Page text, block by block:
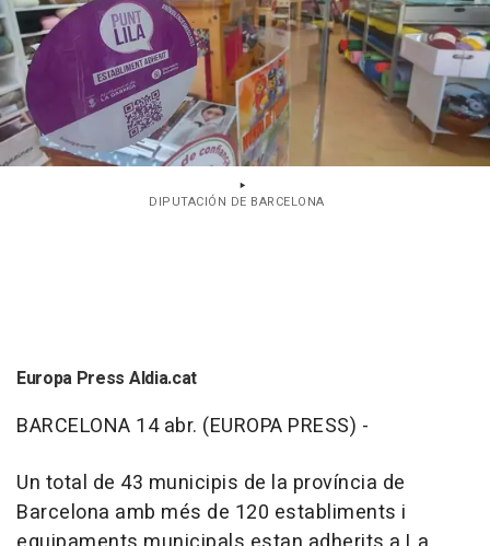
DIPUTACIÓN DE BARCELONA
Europa Press Aldia.cat
BARCELONA 14 abr. (EUROPA PRESS) -
Un total de 43 municipis de la província de
Barcelona amb més de 120 establiments i